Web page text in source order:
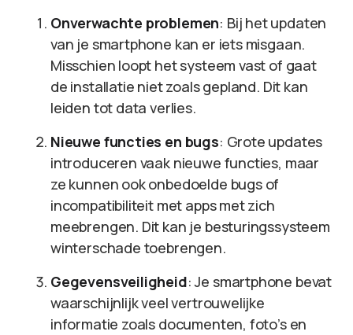
Onverwachte problemen: Bij het updaten
van je smartphone kan er iets misgaan.
Misschien loopt het systeem vast of gaat
de installatie niet zoals gepland. Dit kan
leiden tot data verlies.
Nieuwe functies en bugs: Grote updates
introduceren vaak nieuwe functies, maar
ze kunnen ook onbedoelde bugs of
incompatibiliteit met apps met zich
meebrengen. Dit kan je besturingssysteem
winterschade toebrengen.
Gegevensveiligheid: Je smartphone bevat
waarschijnlijk veel vertrouwelijke
informatie zoals documenten, foto’s en